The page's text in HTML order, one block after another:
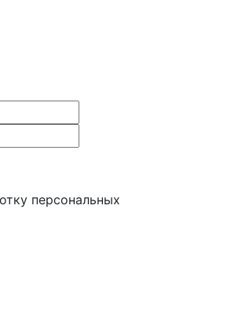
персональных